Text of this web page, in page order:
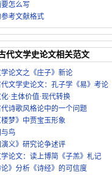
怎么写
考文献格式
代文学史论文相关范文
论文之《庄子》新论
代文学史论文：孔子学《易》考论
·主体价值·现代转换
诗歌风格论中的一个问题
梦》中贾宝玉形象
鸟
演义》研究论争述评
论文：读上博简《子羔》札记
》分析《诗经》的可信度